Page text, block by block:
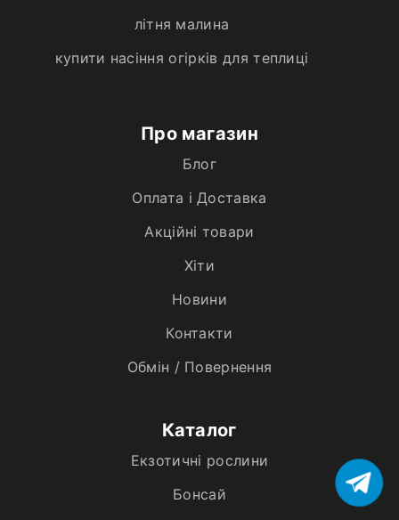
літня малина
купити насіння огірків для теплиці
Про магазин
Блог
Оплата і Доставка
Акційні товари
Хiти
Новини
Контакти
Обмін / Повернення
Каталог
Екзотичні рослини
Бонсай